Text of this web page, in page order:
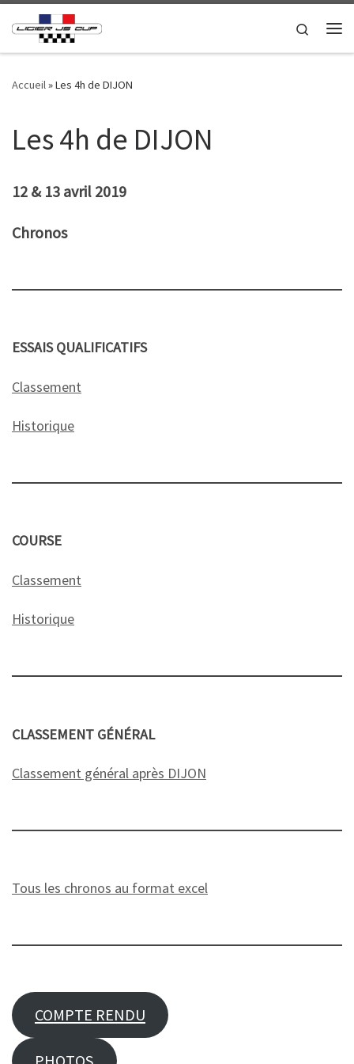
Passer au contenu
Search
Accueil»Les 4h de DIJON
Les 4h de DIJON
12 & 13 avril 2019
Chronos
ESSAIS QUALIFICATIFS
Classement
Historique
COURSE
Classement
Historique
CLASSEMENT GÉNÉRAL
Classement général après DIJON
Tous les chronos au format excel
COMPTE RENDU